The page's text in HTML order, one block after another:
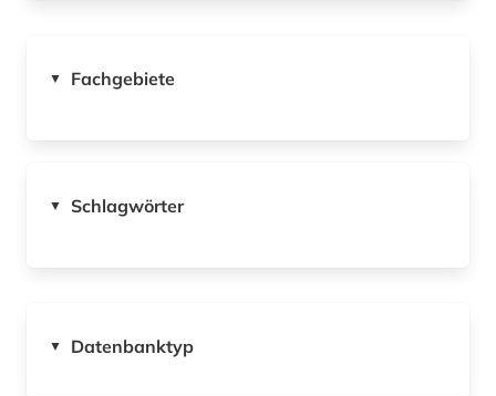
▼ Fachgebiete
▼ Schlagwörter
▼ Datenbanktyp